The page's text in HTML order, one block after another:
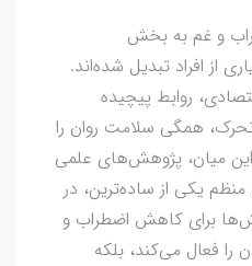
و غم به بخش
از افراد تبدیل شده‌اند.
روابط پیچیده
همگی سلامت روان را
میان، پژوهش‌های علمی
یکی از ساده‌ترین، در
برای کاهش اضطراب و
را فعال می‌کند، بلکه